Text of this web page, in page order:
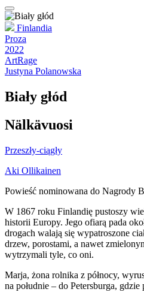
Finlandia
Proza
2022
ArtRage
Justyna Polanowska
Biały głód
Nälkävuosi
Przeszły-ciągły
Aki Ollikainen
Powieść nominowana do Nagrody
W 1867 roku Finlandię pustoszy
historii Europy. Jego ofiarą pada
drogach walają się wypatroszone
drzew, porostami, a nawet
wytrzymali tyle, co oni.
Marja, żona rolnika z północy,
na południe – do Petersburga,